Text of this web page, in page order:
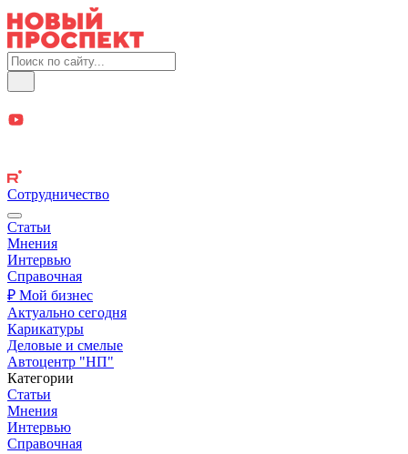
Сотрудничество
Статьи
Мнения
Интервью
Справочная
₽ Мой бизнес
Актуально сегодня
Карикатуры
Деловые и смелые
Автоцентр "НП"
Категории
Статьи
Мнения
Интервью
Справочная